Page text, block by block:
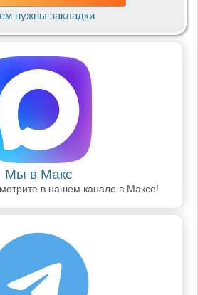
нужны закладки
Мы в Макс
в нашем канале в Максе!